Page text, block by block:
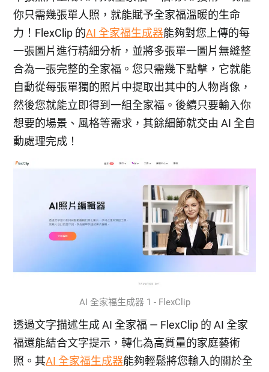
你只需幾張單人照，就能賦予全家福溫暖的生命
力！FlexClip 的AI 全家福生成器能夠對您上傳的每
一張圖片進行精細分析，並將多張單一圖片無縫整
合為一張完整的全家福。您只需幾下點擊，它就能
自動從每張單獨的照片中提取出其中的人物肖像，
然後您就能立即得到一組全家福。後續只要輸入你
想要的場景、風格等需求，其餘細節就交由 AI 全自
動處理完成！
AI 全家福生成器 1 - FlexClip
透過文字描述生成 AI 全家福 — FlexClip 的 AI 全家
福還能結合文字提示，轉化為高質量的家庭藝術
照。其AI 全家福生成器能夠輕鬆將您輸入的關於全